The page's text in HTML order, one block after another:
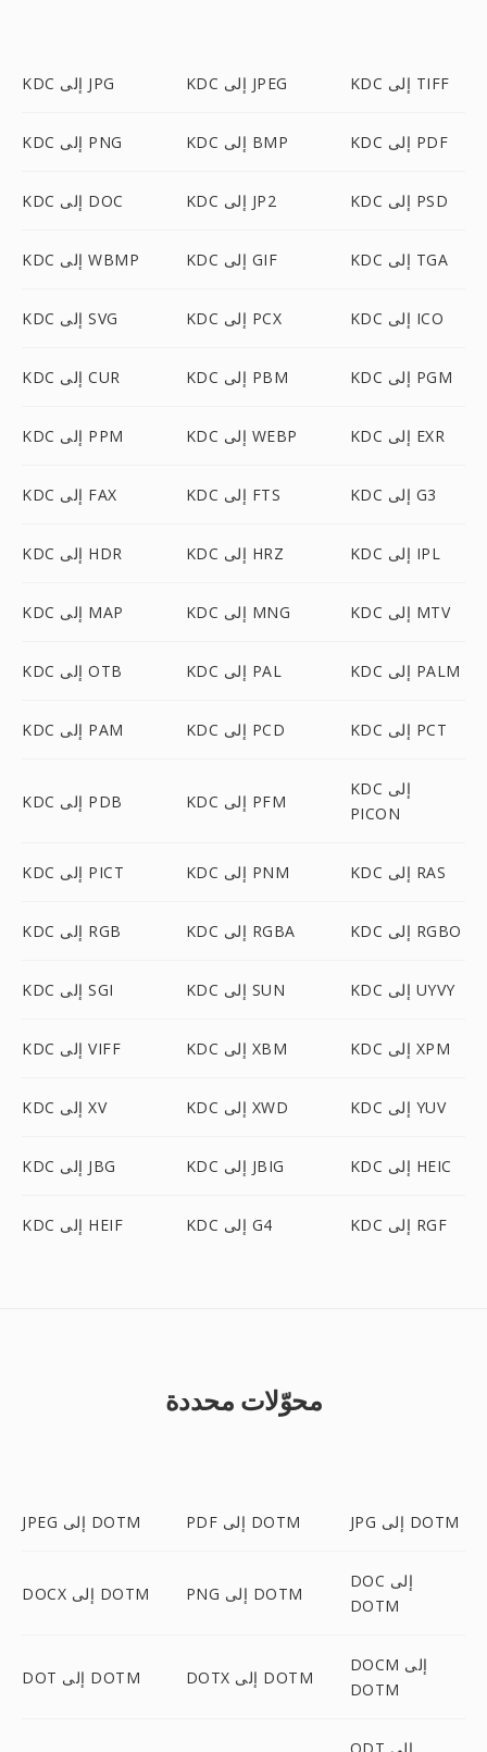
KDC إلى JPG KDC إلى JPEG KDC إلى TIFF
KDC إلى PNG KDC إلى BMP KDC إلى PDF
KDC إلى DOC KDC إلى JP2 KDC إلى PSD
KDC إلى WBMP KDC إلى GIF KDC إلى TGA
KDC إلى SVG KDC إلى PCX KDC إلى ICO
KDC إلى CUR KDC إلى PBM KDC إلى PGM
KDC إلى PPM KDC إلى WEBP KDC إلى EXR
KDC إلى FAX KDC إلى FTS KDC إلى G3
KDC إلى HDR KDC إلى HRZ KDC إلى IPL
KDC إلى MAP KDC إلى MNG KDC إلى MTV
KDC إلى OTB KDC إلى PAL KDC إلى PALM
KDC إلى PAM KDC إلى PCD KDC إلى PCT
KDC إلى PDB KDC إلى PFM
KDC إلى
PICON
KDC إلى PICT KDC إلى PNM KDC إلى RAS
KDC إلى RGB KDC إلى RGBA KDC إلى RGBO
KDC إلى SGI KDC إلى SUN KDC إلى UYVY
KDC إلى VIFF KDC إلى XBM KDC إلى XPM
KDC إلى XV KDC إلى XWD KDC إلى YUV
KDC إلى JBG KDC إلى JBIG KDC إلى HEIC
KDC إلى HEIF KDC إلى G4 KDC إلى RGF
محوّلات محددة
JPEG إلى DOTM PDF إلى DOTM JPG إلى DOTM
DOCX إلى DOTM PNG إلى DOTM
DOC إلى
DOTM
DOT إلى DOTM DOTX إلى DOTM
DOCM إلى
DOTM